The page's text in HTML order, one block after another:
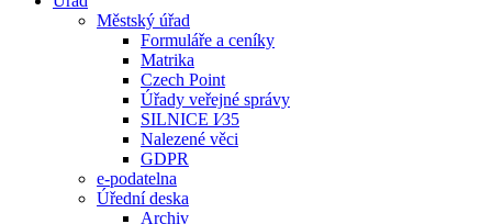
Městský úřad
Formuláře a ceníky
Matrika
Czech Point
Úřady veřejné správy
SILNICE I⁄35
Nalezené věci
GDPR
e-podatelna
Úřední deska
Archiv